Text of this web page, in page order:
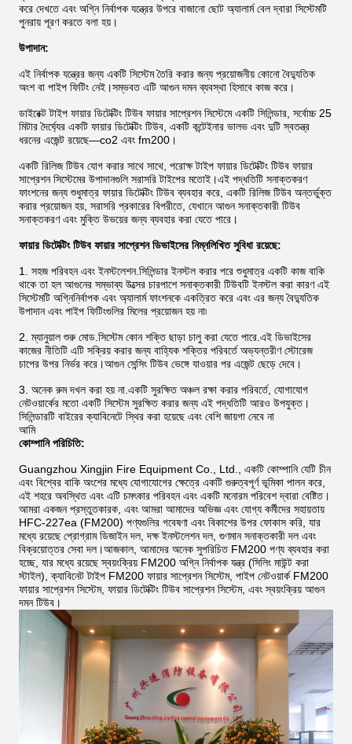
করে দেখতে এবং অগ্নি নির্বাপক যন্ত্রের উপরে বাজানো ছোট অ্যালার্ম বেল দ্বারা সিস্টেমটি
পুনরায় পূরণ করতে বলা হয়।
উপাদান:
এই নির্বাপক যন্ত্রের জন্য একটি সিস্টেম তৈরি করার জন্য প্রয়োজনীয় কোনো বৈদ্যুতিক
অংশ বা পাইপ ফিটিং নেই।সম্ভবত এটি আগুন দমন ব্যবস্থা হিসাবে কাজ করে।
ডাইরেক্ট টাইপ ফায়ার ডিটেক্টিং টিউব ফায়ার সাপ্রেশন সিস্টেমে একটি সিলিন্ডার, সর্বোচ্চ 25
মিটার দৈর্ঘ্যের একটি ফায়ার ডিটেক্টিং টিউব, একটি কন্টেইনার ভালভ এবং দুটি স্বতন্ত্র
ধরনের এজেন্ট রয়েছে—co2 এবং fm200।
একটি রিলিজ টিউব যোগ করার সাথে সাথে, পরোক্ষ টাইপ ফায়ার ডিটেক্টিং টিউব ফায়ার
সাপ্রেশন সিস্টেমের উপাদানগুলি সরাসরি টাইপের মতোই।এই পদ্ধতিটি সনাক্তকরণ
ফাংশনের জন্য শুধুমাত্র ফায়ার ডিটেক্টিং টিউব ব্যবহার করে, একটি রিলিজ টিউব অন্তর্ভুক্ত
করার প্রয়োজন হয়, সরাসরি প্রকারের বিপরীতে, যেখানে আগুন সনাক্তকারী টিউব
সনাক্তকরণ এবং মুক্তি উভয়ের জন্য ব্যবহার করা যেতে পারে।
ফায়ার ডিটেক্টিং টিউব ফায়ার সাপ্রেশন ডিভাইসের নিম্নলিখিত সুবিধা রয়েছে:
1. সহজ পরিবহন এবং ইনস্টলেশন.সিলিন্ডার ইনস্টল করার পরে শুধুমাত্র একটি কাজ বাকি
থাকে তা হল আগুনের সম্ভাব্য উত্সের চারপাশে সনাক্তকারী টিউবটি ইনস্টল করা কারণ এই
সিস্টেমটি অগ্নিনির্বাপক এবং অ্যালার্ম ফাংশনকে একত্রিত করে এবং এর জন্য বৈদ্যুতিক
উপাদান এবং পাইপ ফিটিংগুলির মিলের প্রয়োজন হয় না৷
2. ম্যানুয়াল শুরু মোড.সিস্টেম কোন শক্তি ছাড়া চালু করা যেতে পারে.এই ডিভাইসের
কাজের নীতিটি এটি সক্রিয় করার জন্য বাহ্যিক শক্তির পরিবর্তে অভ্যন্তরীণ স্টোরেজ
চাপের উপর নির্ভর করে।আগুন সেন্সিং টিউব ভেঙ্গে যাওয়ার পর এজেন্ট ছেড়ে দেবে।
3. অনেক রুম দখল করা হয় না.একটি সুরক্ষিত অঞ্চল রক্ষা করার পরিবর্তে, যোগাযোগ
নেটওয়ার্কের মতো একটি সিস্টেম সুরক্ষিত করার জন্য এই পদ্ধতিটি আরও উপযুক্ত।
সিলিন্ডারটি বাইরের ক্যাবিনেটে স্থির করা হয়েছে এবং বেশি জায়গা নেবে না
আমি
কোম্পানি পরিচিতি:
Guangzhou Xingjin Fire Equipment Co., Ltd., একটি কোম্পানি যেটি চীন
এবং বিশ্বের বাকি অংশের মধ্যে যোগাযোগের ক্ষেত্রে একটি গুরুত্বপূর্ণ ভূমিকা পালন করে,
এই শহরে অবস্থিত এবং এটি চমৎকার পরিবহন এবং একটি মনোরম পরিবেশ দ্বারা বেষ্টিত।
আমরা একজন প্রস্তুতকারক, এবং আমরা আমাদের অভিজ্ঞ এবং যোগ্য কর্মীদের সহায়তায়
HFC-227ea (FM200) পণ্যগুলির গবেষণা এবং বিকাশের উপর ফোকাস করি, যার
মধ্যে রয়েছে প্রোগ্রাম ডিজাইন দল, দক্ষ ইনস্টলেশন দল, গুণমান সনাক্তকারী দল এবং
বিক্রয়োত্তর সেবা দল।আজকাল, আমাদের অনেক সুপরিচিত FM200 পণ্য ব্যবহার করা
হচ্ছে, যার মধ্যে রয়েছে স্বয়ংক্রিয় FM200 অগ্নি নির্বাপক যন্ত্র (সিলিং মাউন্ট করা
স্টাইল), ক্যাবিনেট টাইপ FM200 ফায়ার সাপ্রেশন সিস্টেম, পাইপ নেটওয়ার্ক FM200
ফায়ার সাপ্রেশন সিস্টেম, ফায়ার ডিটেক্টিং টিউব সাপ্রেশন সিস্টেম, এবং স্বয়ংক্রিয় আগুন
দমন টিউব।